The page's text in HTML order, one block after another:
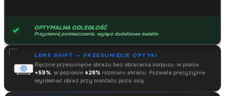
OPTYMALNA ODLEGŁOŚĆ
Przyciemnij pomieszczenie, wyłącz dodatkowe światło
LENS SHIFT — PRZESUNIĘCIE OPTYKI
Ręczne przesunięcie obrazu bez obracania korpusu: w pionie
+59%, w poziomie ±28% rozmiaru ekranu. Pozwala precyzyjnie
wyrównać obraz przy montażu poza osią.